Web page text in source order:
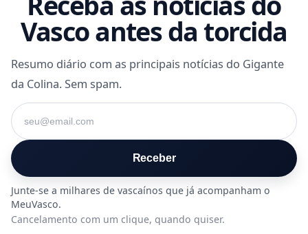
Vasco antes da torcida
Resumo diário com as principais notícias do Gigante
da Colina. Sem spam.
Seu e-mail
Receber
Cancelamento com um clique, quando quiser.